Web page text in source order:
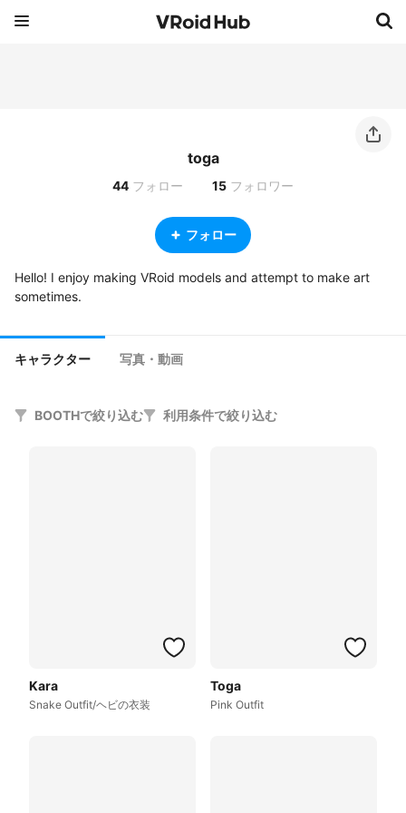
toga
44 フォロー 15 フォロワー
フォロー
Hello! I enjoy making VRoid models and attempt to make art
sometimes.
キャラクター 写真・動画
BOOTHで絞り込む 利用条件で絞り込む
Kara
Snake Outfit/ヘビの衣装
Toga
Pink Outfit